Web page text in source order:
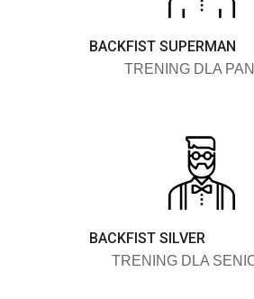
BACKFIST SUPERMAN
TRENING DLA
BACKFIST SILVER
TRENING DLA